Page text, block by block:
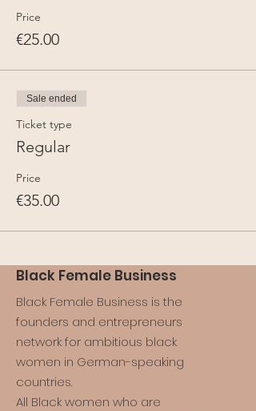
Price
€25.00
Sale ended
Ticket type
Regular
Price
€35.00
Black Female Business
Black Female Business is the
founders and entrepreneurs
network for ambitious black
women in German-speaking
countries.
All Black women who are